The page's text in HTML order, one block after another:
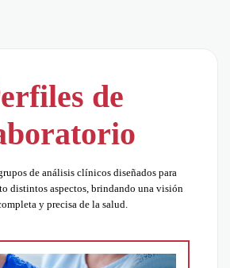
de
de análisis clínicos diseñados para
distintos aspectos, brindando una visión
y precisa de la salud.